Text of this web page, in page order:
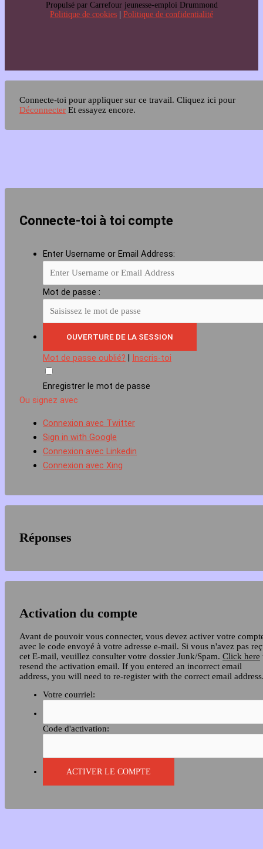
Propulsé par Carrefour jeunesse-emploi Drummond
Politique de cookies
Politique de confidentialité
Connecte-toi pour appliquer sur ce travail. Cliquez ici pour
Déconnecter Et essayez encore.
Connecte-toi à toi compte
Enter Username or Email Address:
Mot de passe :
Mot de passe oublié? | Inscris-toi
Enregistrer le mot de passe
Ou signez avec
Connexion avec Twitter
Sign in with Google
Connexion avec Linkedin
Connexion avec Xing
Réponses
Activation du compte
Avant de pouvoir vous connecter, vous devez activer votre
avec le code envoyé à votre adresse e-mail. Si vous n'avez pas
cet E-mail, veuillez consulter votre dossier Junk/Spam. Click here
resend the activation email. If you entered an incorrect email
address, you will need to re-register with the correct email
Votre courriel:
Code d'activation: